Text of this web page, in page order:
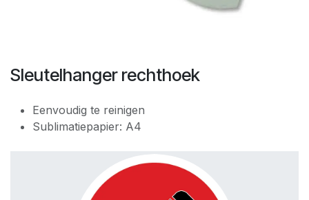
Sleutelhanger rechthoek
Eenvoudig te reinigen
Sublimatiepapier: A4